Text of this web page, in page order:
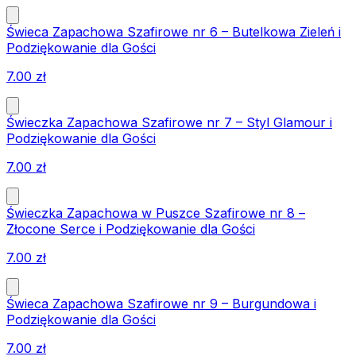
Świeca Zapachowa Szafirowe nr 6 – Butelkowa Zieleń i
Podziękowanie dla Gości
7.00 zł
Świeczka Zapachowa Szafirowe nr 7 – Styl Glamour i
Podziękowanie dla Gości
7.00 zł
Świeczka Zapachowa w Puszce Szafirowe nr 8 –
Złocone Serce i Podziękowanie dla Gości
7.00 zł
Świeca Zapachowa Szafirowe nr 9 – Burgundowa i
Podziękowanie dla Gości
7.00 zł